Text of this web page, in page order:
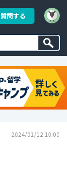
質問する
2024/01/12 10:00